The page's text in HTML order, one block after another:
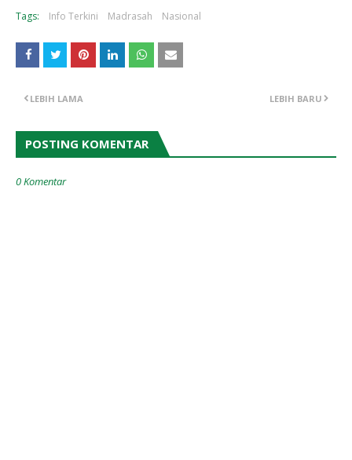
Tags: Info Terkini Madrasah Nasional
LEBIH BARU
LEBIH LAMA
POSTING KOMENTAR
0 Komentar